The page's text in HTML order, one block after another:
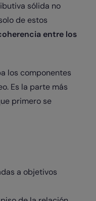
sólida no
de estos
entre los
los componentes
Es la parte más
primero se
a objetivos